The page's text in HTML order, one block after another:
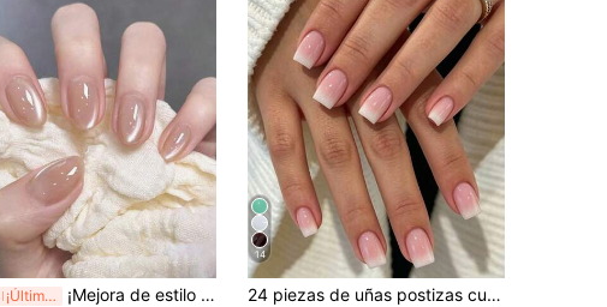
¡Últimos 3 días ¡Mejora de estilo instantánea! Juego de 24 pegatinas de uñas cortas ovaladas nude con efecto cristal ojo de gato, material acrílico, incluye 1 pieza de pegamento de gelatina y 1 lima de uñas
14
24 piezas de uñas postizas cuadradas cortas de cobertura completa con degradado de rosa a blanco, estilo francés minimalista clásico, adecuadas para fiestas, citas y uso diario de vuelta a la escuela